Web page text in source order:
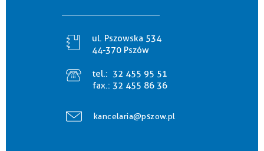
ul. Pszowska 534
44-370 Pszów
tel.: 32 455 95 51
fax.: 32 455 86 36
kancelaria@pszow.pl